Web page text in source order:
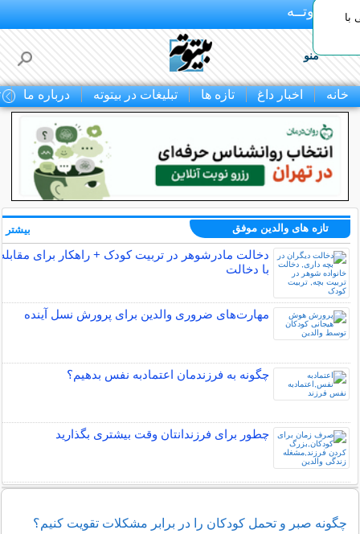
بـیتوتــه
منو
خانه اخبار داغ تازه ها تبلیغات در بیتوته درباره ما
با
تازه های والدین موفق
دخالت مادرشوهر در تربیت کودک + راهکار برای
با دخالت
مهارت‌های ضروری والدین برای پرورش نسل آینده
چگونه به فرزندمان اعتمادبه نفس بدهیم؟
چطور برای فرزندانتان وقت بیشتری بگذارید
بیشتر
چگونه صبر و تحمل کودکان را در برابر مشکلات تقویت کنیم؟